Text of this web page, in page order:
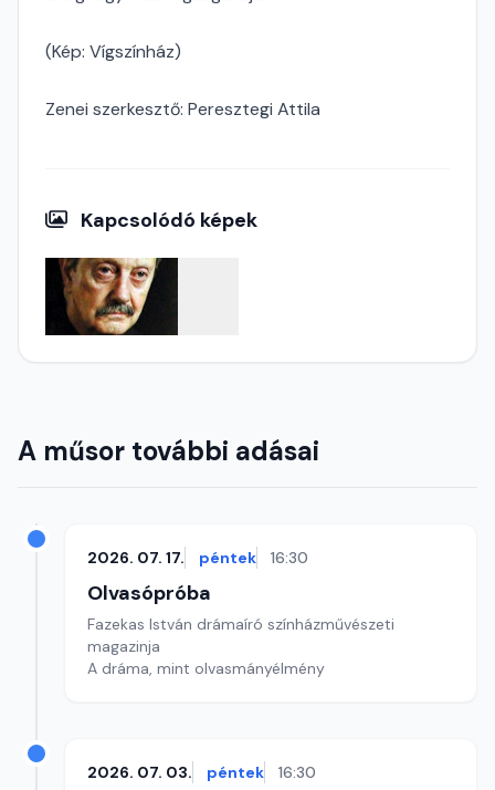
(Kép: Vígszínház)
Zenei szerkesztő: Peresztegi Attila
Kapcsolódó képek
A műsor további adásai
2026. 07. 17. péntek 16:30
Olvasópróba
Fazekas István drámaíró színházművészeti
magazinja
A dráma, mint olvasmányélmény
2026. 07. 03. péntek 16:30